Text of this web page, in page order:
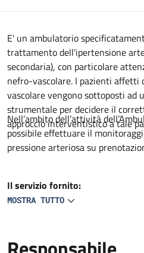
Descrizione
E' un ambulatorio
trattamento dell'ipertensione
secondaria), con particolare
nefro-vascolare. I pazienti affetti
vascolare vengono sottoposti ad
strumentale per decidere il
approccio interventistico a tale
Nell’ambito dell’attività
possibile effettuare il
pressione arteriosa su
Il servizio fornito:
MOSTRA TUTTO